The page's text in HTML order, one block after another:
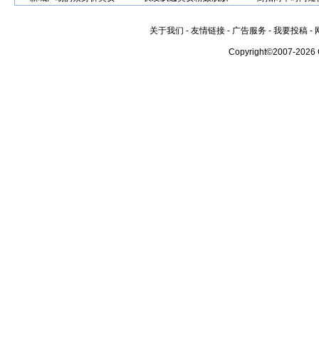
关于我们 - 友情链接 - 广告服务 - 我要投稿 -
Copyright©2007-2026